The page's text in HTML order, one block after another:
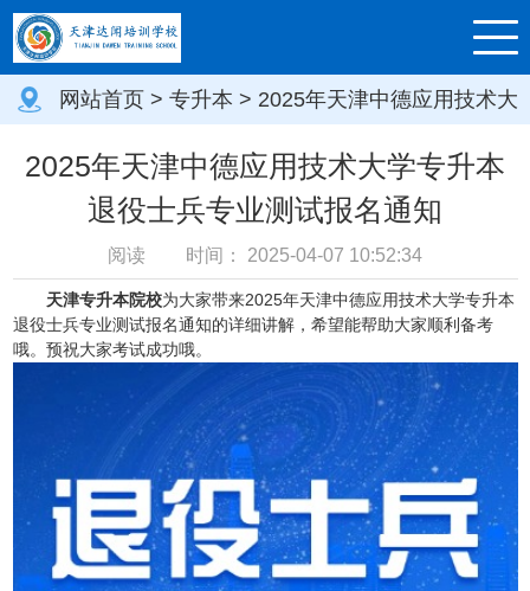
网站首页 > 专升本 > 2025年天津中德应用技术大
学专升本退役士兵专业测试报名通知
2025年天津中德应用技术大学专升本
退役士兵专业测试报名通知
阅读 时间： 2025-04-07 10:52:34
天津专升本院校为大家带来2025年天津中德应用技术大学专升本
退役士兵专业测试报名通知的详细讲解，希望能帮助大家顺利备考
哦。预祝大家考试成功哦。